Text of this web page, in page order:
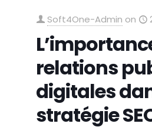
Soft4One-Admin on
relations
digitales
stratégie